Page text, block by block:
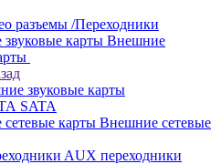
разъемы /Переходники
Внешние
звуковые карты
SATA
Внешние сетевые
AUX переходники